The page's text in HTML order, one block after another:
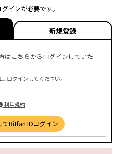
インが必要です。
新規登録
はこちらからログインしていた
ログインしてください。
利用規約
Bitfan IDログイン